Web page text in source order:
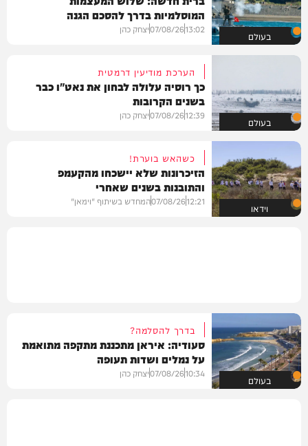
בעולם
המוסלמיות בדרך להסכם הגנה
13:02
07/08/26יצחק כהן
בעולם
הערכת מודיעין דרמטית
כך רוסיה עלולה לבחון את נאט"ו כבר
בשנים הקרובות
12:39
07/08/26יצחק כהן
וידאו
כשהאש בוערת!
הזיכרונות שלא יישכחו מהקעמפ
והתובנות בשנים שאחרי
12:21
07/08/26המחדש בשיתוף "וימאן"
בעולם
בדרך להסלמה?
סעודיה: איראן מתכננת מתקפה מתואמת
על נמלים ושדות תעופה
10:34
07/08/26יצחק כהן